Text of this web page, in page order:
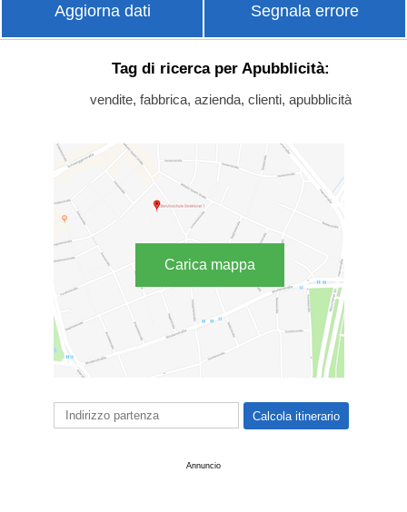
Aggiorna dati Segnala errore
Tag di ricerca per Apubblicità:
vendite, fabbrica, azienda, clienti, apubblicità
Carica mappa
Annuncio